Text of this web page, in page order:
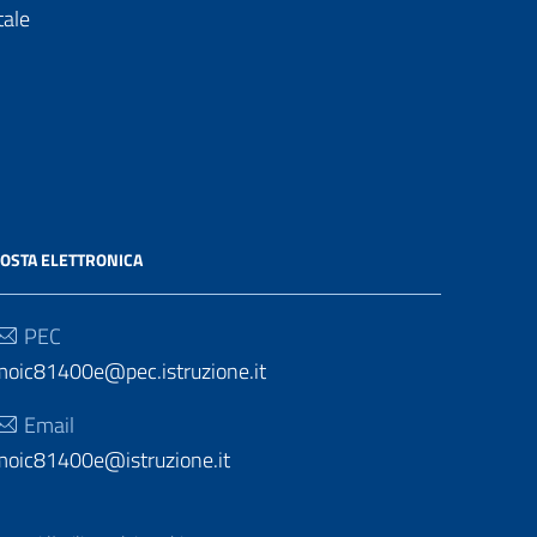
ELETTRONICA
PEC
Email